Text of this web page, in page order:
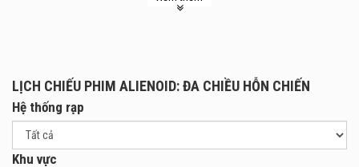
Quốc năm 2022. Cùng xem lịch chiếu Alienoid: Đa Chiều
Tiếp nối diễn biến trước đó, phần 2 của tác phẩm sẽ đưa
người xem chìm đắm vào câu chuyện phức tạp của các
nhân vật qua hai chiều không gian khác nhau. Ean (KIM
Tae-ri) vẫn đang mắc kẹt trong quá khứ, nỗ lực ngăn chặn
LỊCH CHIẾU PHIM ALIENOID: ĐA CHIỀU HỖN CHIẾN
Hệ thống rạp
Khu vực